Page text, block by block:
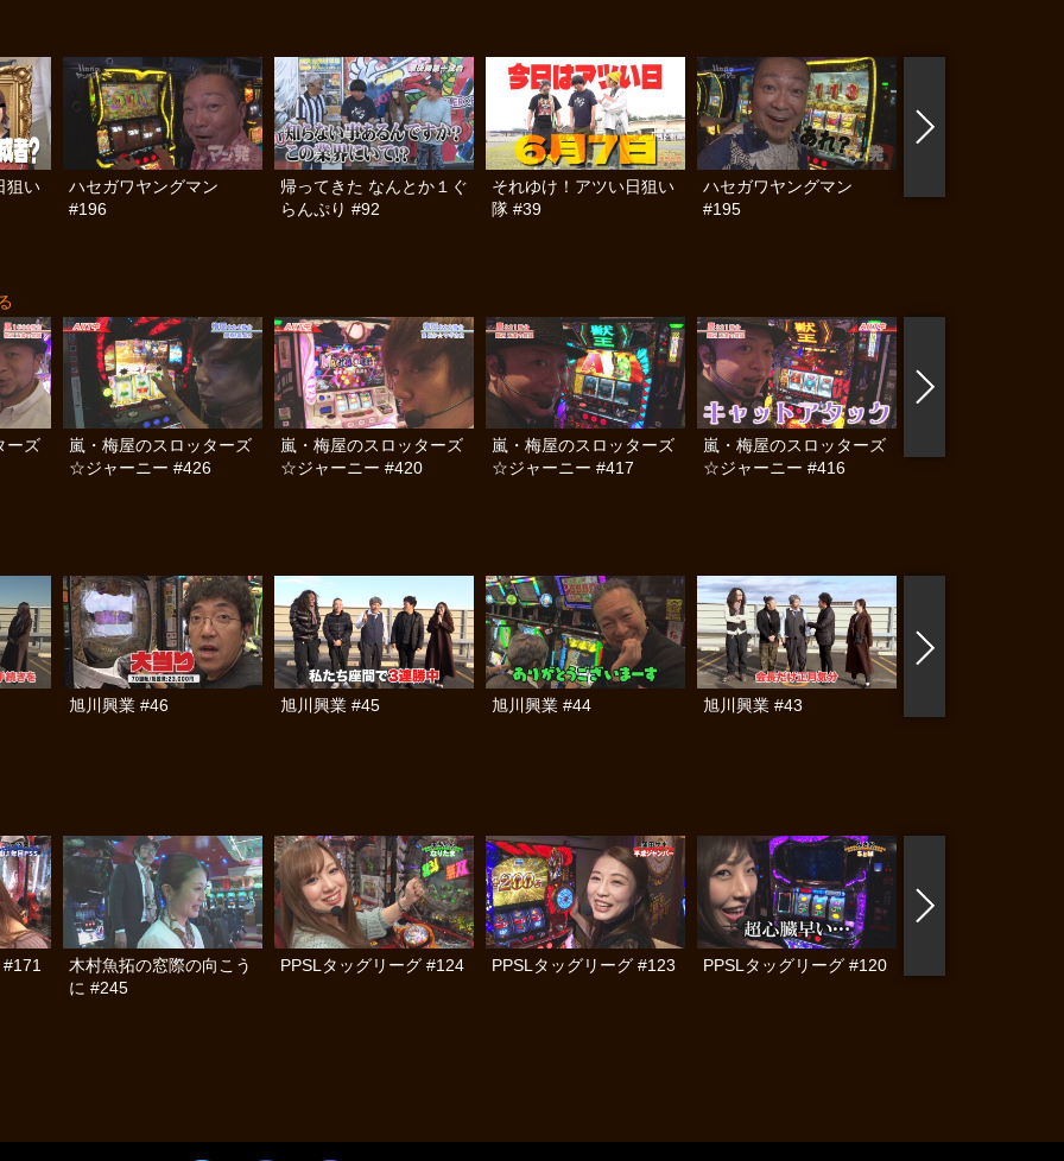
狙い
ハセガワヤングマン
#196
帰ってきた なんとか１ぐ
らんぷり #92
それゆけ！アツい日狙い
隊 #39
ハセガワヤングマン
#195
ーズ
嵐・梅屋のスロッターズ
☆ジャーニー #426
嵐・梅屋のスロッターズ
☆ジャーニー #420
嵐・梅屋のスロッターズ
☆ジャーニー #417
嵐・梅屋のスロッターズ
☆ジャーニー #416
旭川興業 #46 旭川興業 #45 旭川興業 #44 旭川興業 #43
木村魚拓の窓際の向こう
に #245
PPSLタッグリーグ #124 PPSLタッグリーグ #123 PPSLタッグリーグ #120